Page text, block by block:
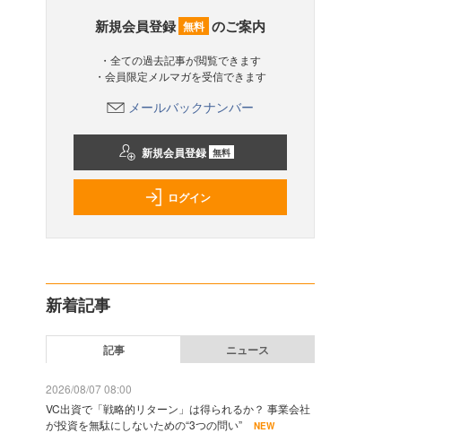
新規会員登録 無料 のご案内
・全ての過去記事が閲覧できます
・会員限定メルマガを受信できます
メールバックナンバー
新規会員登録 無料
ログイン
新着記事
記事 ニュース
2026/08/07 08:00
VC出資で「戦略的リターン」は得られるか？ 事業会社
が投資を無駄にしないための“3つの問い”
NEW